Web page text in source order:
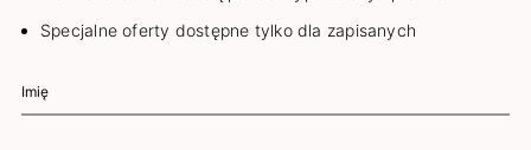
Specjalne oferty dostępne tylko dla zapisanych